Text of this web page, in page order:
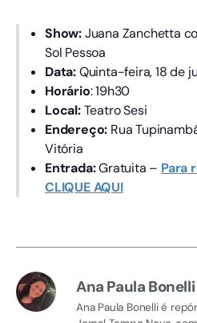
Show:Juana Zanchetta
Sol Pessoa
Data:Quinta-feira, 18 de
Horário: 19h30
Local:Teatro Sesi
Endereço: Rua
Vitória
Entrada:Gratuita – Para
CLIQUE AQUI
Ana Paula Bonelli
Ana Paula Bonelli é